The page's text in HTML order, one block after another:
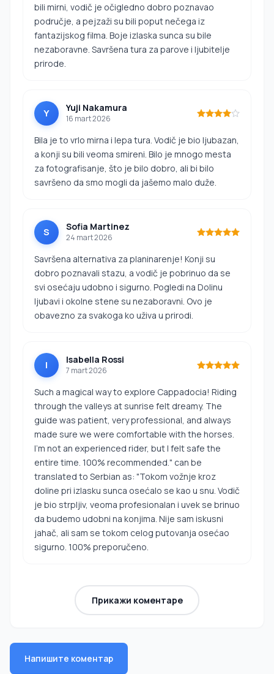
bili mirni, vodič je očigledno dobro poznavao
područje, a pejzaži su bili poput nečega iz
fantazijskog filma. Boje izlaska sunca su bile
nezaboravne. Savršena tura za parove i ljubitelje
prirode.
Y Yuji Nakamura
16 mart 2026
Bila je to vrlo mirna i lepa tura. Vodič je bio ljubazan,
a konji su bili veoma smireni. Bilo je mnogo mesta
za fotografisanje, što je bilo dobro, ali bi bilo
savršeno da smo mogli da jašemo malo duže.
S Sofia Martinez
24 mart 2026
Savršena alternativa za planinarenje! Konji su
dobro poznavali stazu, a vodič je pobrinuo da se
svi osećaju udobno i sigurno. Pogledi na Dolinu
ljubavi i okolne stene su nezaboravni. Ovo je
obavezno za svakoga ko uživa u prirodi.
I Isabella Rossi
7 mart 2026
Such a magical way to explore Cappadocia! Riding
through the valleys at sunrise felt dreamy. The
guide was patient, very professional, and always
made sure we were comfortable with the horses.
I’m not an experienced rider, but I felt safe the
entire time. 100% recommended." can be
translated to Serbian as: "Tokom vožnje kroz
doline pri izlasku sunca osećalo se kao u snu. Vodič
je bio strpljiv, veoma profesionalan i uvek se brinuo
da budemo udobni na konjima. Nije sam iskusni
jahač, ali sam se tokom celog putovanja osećao
sigurno. 100% preporučeno.
Прикажи коментаре
Напишите коментар